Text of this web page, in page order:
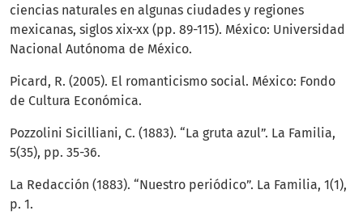
ciencias naturales en algunas ciudades y regiones
mexicanas, siglos xix-xx (pp. 89-115). México: Universidad
Nacional Autónoma de México.
Picard, R. (2005). El romanticismo social. México: Fondo
de Cultura Económica.
Pozzolini Sicilliani, C. (1883). “La gruta azul”. La Familia,
5(35), pp. 35-36.
La Redacción (1883). “Nuestro periódico”. La Familia, 1(1),
p. 1.